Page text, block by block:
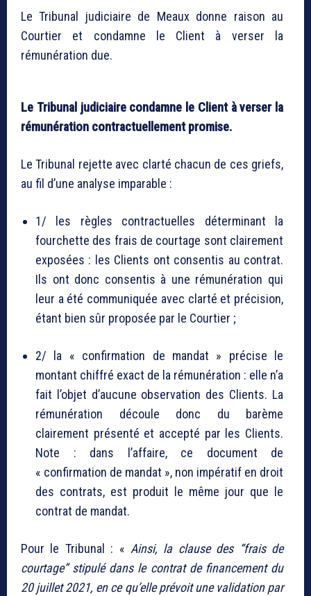
Le Tribunal judiciaire de Meaux donne raison au
Courtier et condamne le Client à verser la
rémunération due.
Le Tribunal judiciaire condamne le Client à verser la
rémunération contractuellement promise.
Le Tribunal rejette avec clarté chacun de ces griefs,
au fil d’une analyse imparable :
1/ les règles contractuelles déterminant la
fourchette des frais de courtage sont clairement
exposées : les Clients ont consentis au contrat.
Ils ont donc consentis à une rémunération qui
leur a été communiquée avec clarté et précision,
étant bien sûr proposée par le Courtier ;
2/ la « confirmation de mandat » précise le
montant chiffré exact de la rémunération : elle n’a
fait l’objet d’aucune observation des Clients. La
rémunération découle donc du barème
clairement présenté et accepté par les Clients.
Note : dans l’affaire, ce document de
« confirmation de mandat », non impératif en droit
des contrats, est produit le même jour que le
contrat de mandat.
Pour le Tribunal : « Ainsi, la clause des “frais de
courtage” stipulé dans le contrat de financement du
20 juillet 2021, en ce qu’elle prévoit une validation par